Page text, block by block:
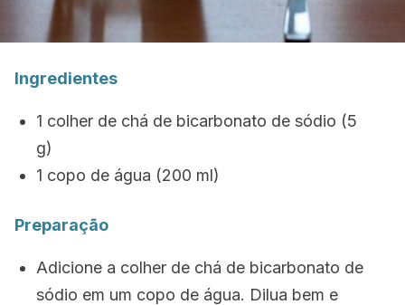
Ingredientes
1 colher de chá de bicarbonato de sódio (5
g)
1 copo de água (200 ml)
Preparação
Adicione a colher de chá de bicarbonato de
sódio em um copo de água. Dilua bem e